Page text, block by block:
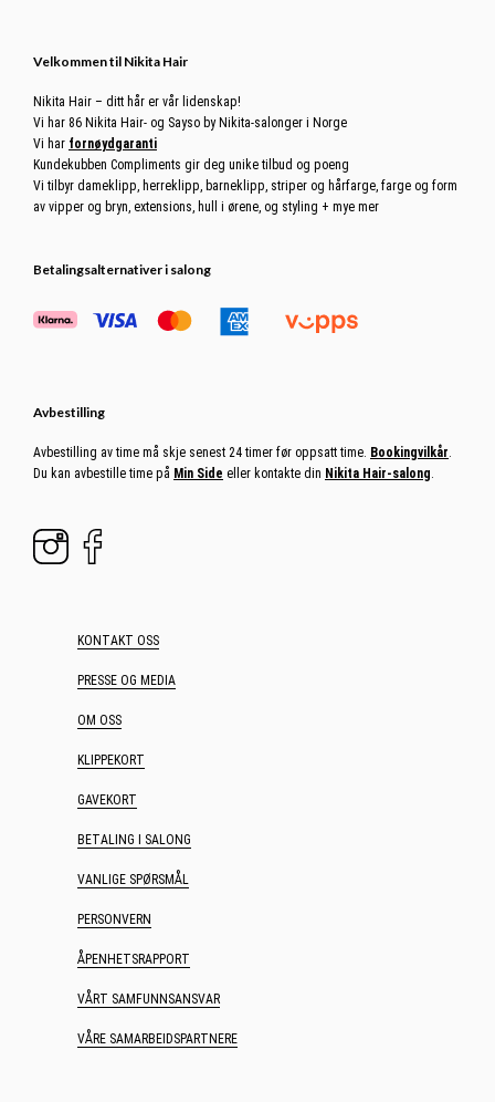
Footer
Velkommen til Nikita Hair
Nikita Hair – ditt hår er vår lidenskap!
Vi har 86 Nikita Hair- og Sayso by Nikita-salonger i Norge
Vi har fornøydgaranti
Kundekubben Compliments gir deg unike tilbud og poeng
Vi tilbyr dameklipp, herreklipp, barneklipp, striper og hårfarge, farge og form
av vipper og bryn, extensions, hull i ørene, og styling + mye mer
Betalingsalternativer i salong
Avbestilling
Avbestilling av time må skje senest 24 timer før oppsatt time. Bookingvilkår
Du kan avbestille time på Min Side eller kontakte din Nikita Hair-salong
KONTAKT OSS
PRESSE OG MEDIA
OM OSS
KLIPPEKORT
GAVEKORT
BETALING I SALONG
VANLIGE SPØRSMÅL
PERSONVERN
ÅPENHETSRAPPORT
VÅRT SAMFUNNSANSVAR
VÅRE SAMARBEIDSPARTNERE